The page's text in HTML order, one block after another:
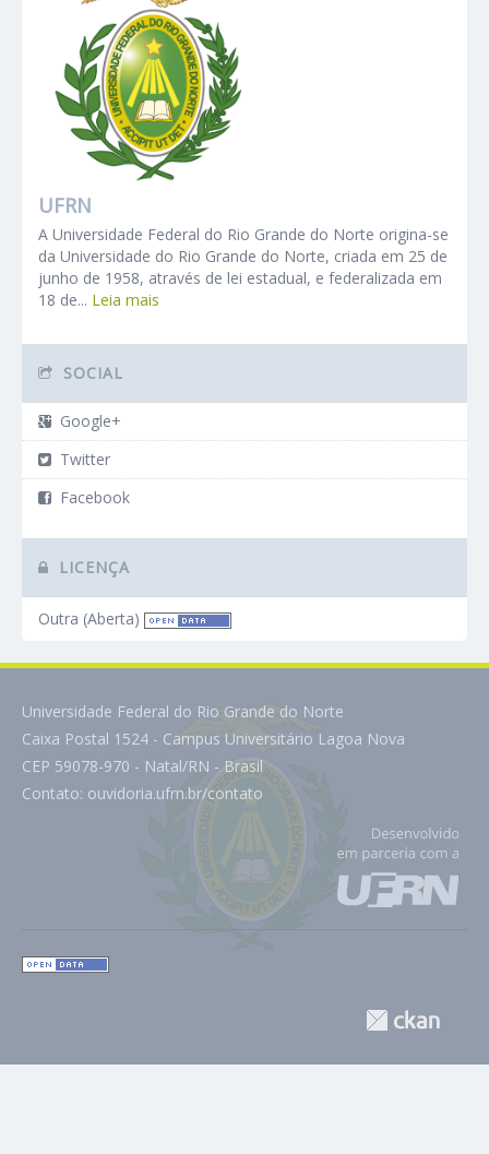
UFRN
A Universidade Federal do Rio Grande do Norte origina-se
da Universidade do Rio Grande do Norte, criada em 25 de
junho de 1958, através de lei estadual, e federalizada em
18 de... Leia mais
SOCIAL
Google+
Twitter
Facebook
LICENÇA
Outra (Aberta)
Universidade Federal do Rio Grande do Norte
Caixa Postal 1524 - Campus Universitário Lagoa Nova
CEP 59078-970 - Natal/RN - Brasil
Contato: ouvidoria.ufrn.br/contato